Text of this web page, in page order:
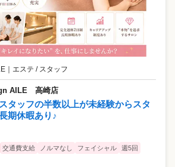
エステ / スタッフ
AILE 高崎店
タッフの半数以上が未経験からスタ
期休暇あり♪
交通費支給 ノルマなし フェイシャル
週5回